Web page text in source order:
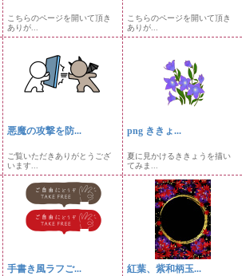
こちらのページを開いて頂き
ありが...
こちらのページを開いて頂き
ありが...
悪魔の攻撃を防...
ご覧いただきありがとうござ
います...
png ききょ...
夏に見かけるききょうを描い
てみま...
手書き風ラフご... 紅葉、紫和柄玉...